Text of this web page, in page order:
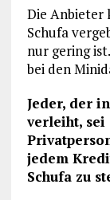
Die Anbieter
Schufa
nur gering
bei den
Jeder, der
verleiht, sei
jedem
Schufa zu